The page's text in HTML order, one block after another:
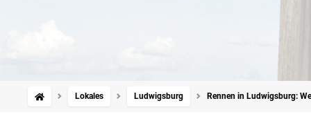
Lokales Ludwigsburg Rennen in Ludwigsburg: